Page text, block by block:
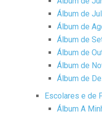
Álbum de
Álbum de
Álbum de
Álbum de
Álbum de
Álbum de
Escolares e de
Álbum A